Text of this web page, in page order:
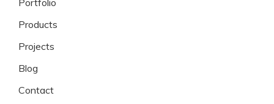
Portfolio
Products
Projects
Blog
Contact